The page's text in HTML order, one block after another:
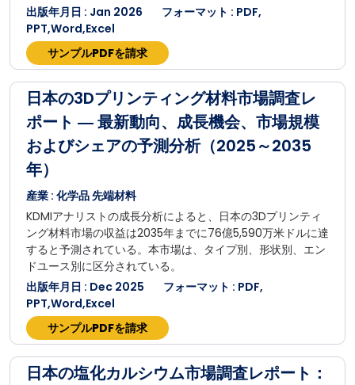
出版年月日 : Jan 2026
フォーマット : PDF,
PPT,Word,Excel
サンプルPDFを請求
日本の3Dプリンティング材料市場調査レ
ポート ― 最新動向、成長機会、市場規模
およびシェアの予測分析（2025～2035
年）
産業 : 化学品 先端材料
KDMIアナリストの成長分析によると、日本の3Dプリンティ
ング材料市場の収益は2035年までに76億5,590万米ドルに達
すると予測されている。本市場は、タイプ別、形状別、エン
ドユース別に区分されている。
出版年月日 : Dec 2025
フォーマット : PDF,
PPT,Word,Excel
サンプルPDFを請求
日本の塩化カルシウム市場調査レポート：